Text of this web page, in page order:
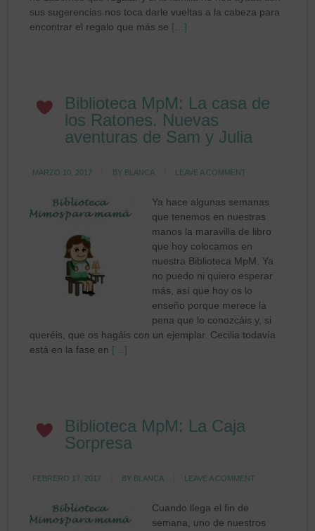
sus sugerencias nos toca darle vueltas a la cabeza para
encontrar el regalo que más se […]
Biblioteca MpM: La casa de
los Ratones. Nuevas
aventuras de Sam y Julia
MARZO 10, 2017 BY BLANCA LEAVE A COMMENT
Ya hace algunas semanas
que tenemos en nuestras
manos la maravilla de libro
que hoy colocamos en
nuestra Biblioteca MpM. Ya
no puedo ni quiero esperar
más, así que hoy os lo
enseño porque merece la
pena que lo conozcáis y, si
queréis, que os hagáis con un ejemplar. Cecilia todavía
está en la fase en […]
Biblioteca MpM: La Caja
Sorpresa
FEBRERO 17, 2017 BY BLANCA LEAVE A COMMENT
Cuando llega el fin de
semana, uno de nuestros